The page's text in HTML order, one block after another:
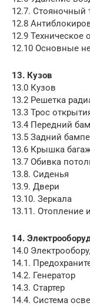
12.7. Стояночный
12.8
12.9 Техническое
12.10 Основные
13. Кузов
13.0 Кузов
13.2 Решетка
13.3 Трос
13.4 Передний
13.5 Задний
13.6 Крышка
13.7 Обивка
13.8. Сиденья
13.9. Двери
13.10. Зеркала
13.11. Отопление
14.
14.0
14.1.
14.2. Генератор
14.3. Стартер
14.4. Система